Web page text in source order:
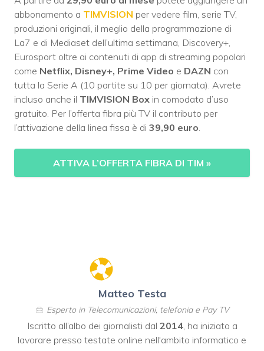
abbonamento a TIMVISION per vedere film, serie TV,
produzioni originali, il meglio della programmazione di
La7 e di Mediaset dell’ultima settimana, Discovery+,
Eurosport oltre ai contenuti di app di streaming popolari
come Netflix, Disney+, Prime Video e DAZN con
tutta la Serie A (10 partite su 10 per giornata). Avrete
incluso anche il TIMVISION Box in comodato d’uso
gratuito. Per l’offerta fibra più TV il contributo per
l’attivazione della linea fissa è di 39,90 euro
ATTIVA L’OFFERTA FIBRA DI TIM »
Matteo Testa
Esperto in Telecomunicazioni, telefonia e Pay TV
Iscritto all’albo dei giornalisti dal 2014, ha iniziato a
lavorare presso testate online nell'ambito informatico e